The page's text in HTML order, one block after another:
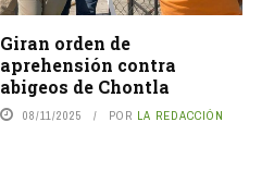
Giran orden de
aprehensión contra
abigeos de Chontla
08/11/2025 POR LA REDACCIÓN